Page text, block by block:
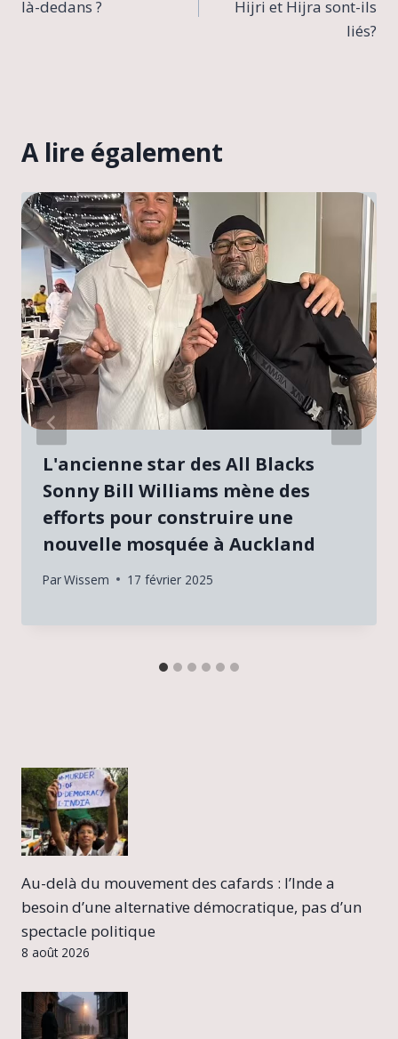
là-dedans ?
Hijri et Hijra sont-ils
liés?
A lire également
L'ancienne star des All Blacks
Sonny Bill Williams mène des
efforts pour construire une
nouvelle mosquée à Auckland
ParWissem 17 février 2025
Au-delà du mouvement des cafards : l’Inde a
besoin d’une alternative démocratique, pas d’un
spectacle politique
8 août 2026